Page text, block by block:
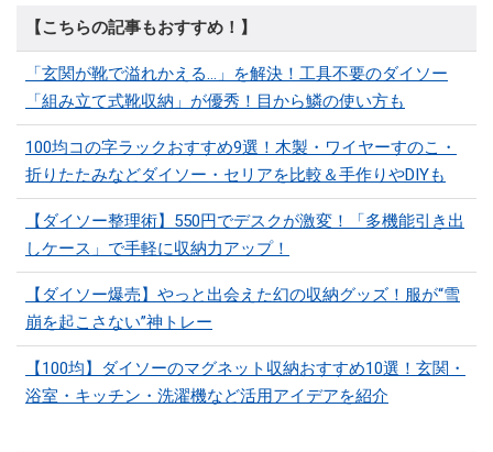
【こちらの記事もおすすめ！】
「玄関が靴で溢れかえる…」を解決！工具不要のダイソー
「組み立て式靴収納」が優秀！目から鱗の使い方も
100均コの字ラックおすすめ9選！木製・ワイヤーすのこ・
折りたたみなどダイソー・セリアを比較＆手作りやDIYも
【ダイソー整理術】550円でデスクが激変！「多機能引き出
しケース」で手軽に収納力アップ！
【ダイソー爆売】やっと出会えた幻の収納グッズ！服が“雪
崩を起こさない”神トレー
【100均】ダイソーのマグネット収納おすすめ10選！玄関・
浴室・キッチン・洗濯機など活用アイデアを紹介